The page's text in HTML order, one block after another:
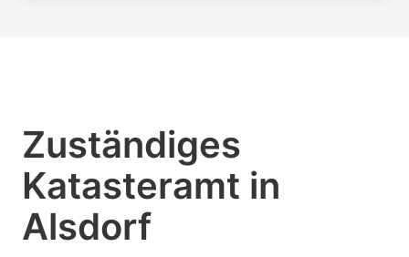
Zuständiges
Katasteramt in
Alsdorf